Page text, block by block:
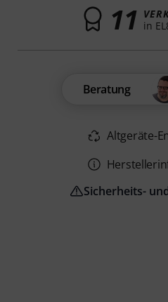
11 in
Beratung
Altgeräte-
Sicherheits-